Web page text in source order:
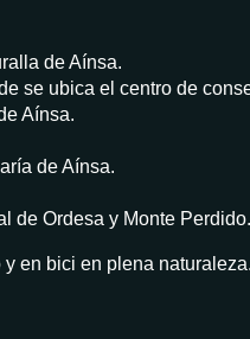
de Aínsa.
se ubica el centro de
Aínsa.
de Aínsa.
de Ordesa y Monte Perdido.
en bici en plena naturaleza.